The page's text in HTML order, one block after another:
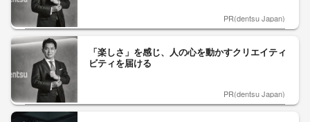
PR(dentsu Japan)
「楽しさ」を感じ、人の心を動かすクリエイティ
ビティを届ける
PR(dentsu Japan)